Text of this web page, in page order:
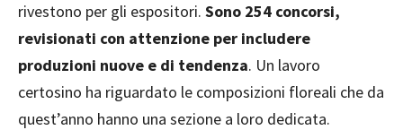
rivestono per gli espositori. Sono 254 concorsi,
revisionati con attenzione per includere
produzioni nuove e di tendenza. Un lavoro
certosino ha riguardato le composizioni floreali che da
quest’anno hanno una sezione a loro dedicata.